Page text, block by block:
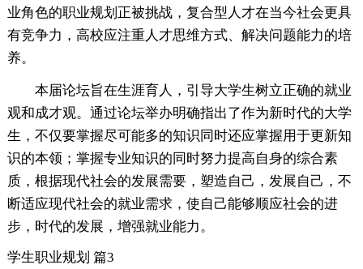
业角色的职业规划正被挑战，复合型人才在当今社会更具
有竞争力，高校应注重人才思维方式、解决问题能力的培
养。
本届论坛旨在生涯育人，引导大学生树立正确的就业
观和成才观。通过论坛举办明确指出了作为新时代的大学
生，不仅要掌握尽可能多的知识同时还应掌握用于更新知
识的本领；掌握专业知识的同时努力提高自身的综合素
质，根据现代社会的发展需要，塑造自己，发展自己，不
断适应现代社会的就业需求，使自己能够顺应社会的进
步，时代的发展，增强就业能力。
学生职业规划 篇3